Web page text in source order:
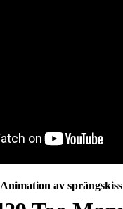
Animation av sprängskiss